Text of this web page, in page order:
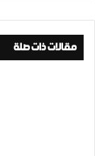
مقالات ذات صلة